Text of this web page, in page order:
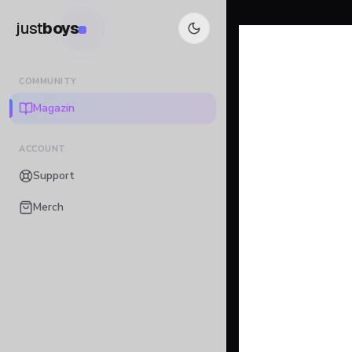
justboys
COMMUNITY
Magazin
ACCOUNT
Support
Merch